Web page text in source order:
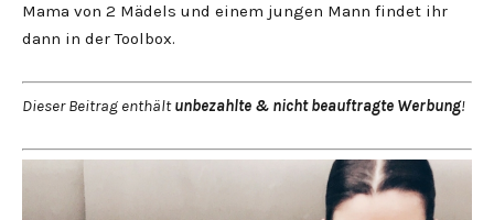
Mama von 2 Mädels und einem jungen Mann findet ihr
dann in der Toolbox.
Dieser Beitrag enthältunbezahlte & nicht beauftragte Werbung!